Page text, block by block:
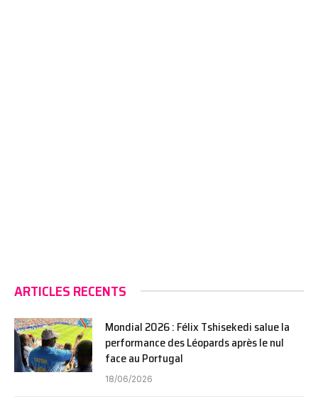
ARTICLES RECENTS
Mondial 2026 : Félix Tshisekedi salue la
performance des Léopards après le nul
face au Portugal
18/06/2026